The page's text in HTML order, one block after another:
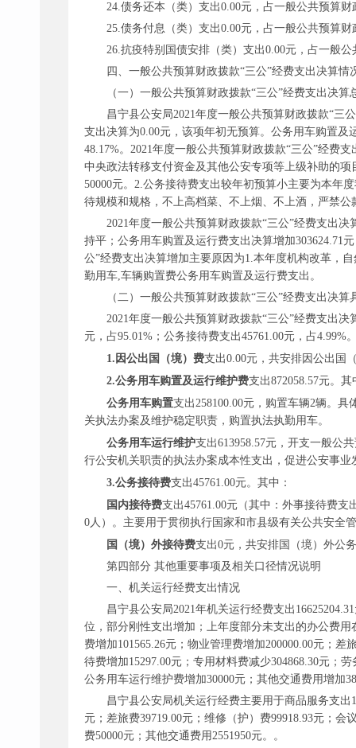
24.债务还本（类）支出0.00元，占一般公共预算
25.债务付息（类）支出0.00元，占一般公共预算
26.抗疫特别国债安排（类）支出0.00元，占一般
四、一般公共预算财政拨款“三公”经费支出决算情
（一）一般公共预算财政拨款“三公”经费支出决算
昌宁县公安局2021年度一般公共预算财政拨款“三
支出决算为0.00元，该项年初无预算。公务用车购置及
48.17%。2021年度一般公共预算财政拨款“三公”经费
中央政法转移支付资金及其他公安专项等上级补助的
50000元。2.公务接待费支出较年初预算小主要为本年
待规模和规格，不上高档菜、不上烟、不上酒，严禁公
2021年度一般公共预算财政拨款“三公”经费支出
持平；公务用车购置及运行费支出决算增加303624.71
公”经费支出决算增加主要原因为1.本年度机构改革，
勤用车,车辆购置费公务用车购置及运行费支出。
（二）一般公共预算财政拨款“三公”经费支出决算
2021年度一般公共预算财政拨款“三公”经费支出
元，占95.01%；公务接待费支出45761.00元，占4.99%
1.因公出国（境）费支出0.00元，共安排因公出国
2.公务用车购置及运行维护费支出872058.57元。其
公务用车购置支出258100.00元，购置车辆2辆。
关执法办案及维护稳定职责，购置执法执勤用车。
公务用车运行维护支出613958.57元，开支一般公
行公安机关职责的执法办案成本性支出，促进公安事
3.公务接待费支出45761.00元。其中：
国内接待费支出45761.00元（其中：外事接待费
0人）。主要用于贯彻执行国家和市县级有关公共安全
国（境）外接待费支出0元，共安排国（境）外公
第四部分 其他重要事项及相关口径情况说明
一、机关运行经费支出情况
昌宁县公安局2021年机关运行经费支出
位，部分刚性支出增加；上年度部分未支出的办公费用
费增加101565.26元；物业管理费增加200000.00元；
待费增加15297.00元；专用材料费减少304868.30元；
公务用车运行维护费增加30000元；其他交通费用增加
昌宁县公安局机关运行经费主要用于商品服务支出
元；差旅费39719.00元；维修（护）费99918.93元；会
费50000元；其他交通费用2551950元。。